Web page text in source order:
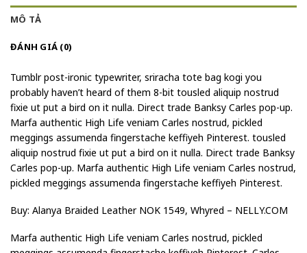
MÔ TẢ
ĐÁNH GIÁ (0)
Tumblr post-ironic typewriter, sriracha tote bag kogi you
probably haven’t heard of them 8-bit tousled aliquip nostrud
fixie ut put a bird on it nulla. Direct trade Banksy Carles pop-up.
Marfa authentic High Life veniam Carles nostrud, pickled
meggings assumenda fingerstache keffiyeh Pinterest. tousled
aliquip nostrud fixie ut put a bird on it nulla. Direct trade Banksy
Carles pop-up. Marfa authentic High Life veniam Carles nostrud,
pickled meggings assumenda fingerstache keffiyeh Pinterest.
Buy: Alanya Braided Leather NOK 1549, Whyred – NELLY.COM
Marfa authentic High Life veniam Carles nostrud, pickled